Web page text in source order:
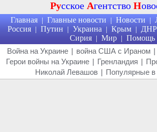
Русское Агентство Н
Главная | Главные новости | Новости |
Россия | Путин | Украина | Крым | ДНР
Сирия | Мир | Помощь
Война на Украине | война США с Ираном |
Герои войны на Украине | Гренландия |
Николай Левашов | Популярные в